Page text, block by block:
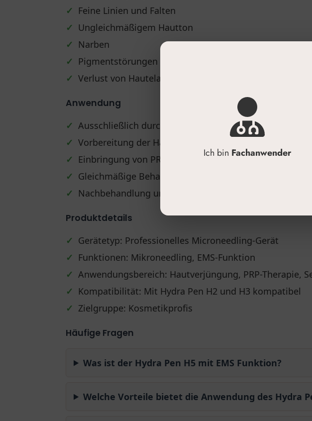
✓ Feine Linien und Falten
✓ Ungleichmäßigem Hautton
✓ Narben
✓ Pigmentstörungen
✓ Verlust von Hautelastizität
Anwendung
✓ Ausschließlich durch qualifiziertes Fachpersonal
✓ Vorbereitung der Haut auf die Behandlung
✓ Einbringung von PRP oder Mikroneedling-Seren
✓ Gleichmäßige Behandlung der Zielbereiche
✓ Nachbehandlung und Pflege der Haut
Produktdetails
✓ Gerätetyp: Professionelles Microneedling-Gerät
✓ Funktionen: Mikroneedling, EMS-Funktion
✓ Anwendungsbereich: Hautverjüngung, PRP-Therapie,
✓ Kompatibilität: Mit Hydra Pen H2 und H3 kompatibel
✓ Zielgruppe: Kosmetikprofis
Häufige Fragen
Was ist der Hydra Pen H5 mit EMS Funktion?
Welche Vorteile bietet die Anwendung des Hydra
Ich bin Fachanwender